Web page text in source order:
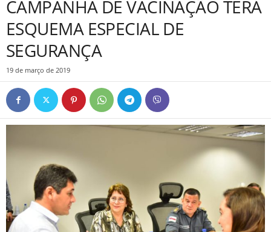
CAMPANHA DE VACINAÇÃO TERÁ
ESQUEMA ESPECIAL DE
SEGURANÇA
19 de março de 2019